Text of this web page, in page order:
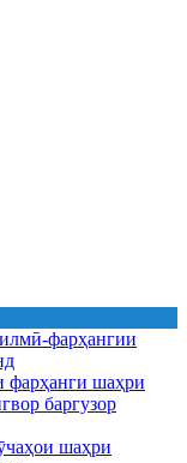
фарҳангии
фарҳанги шаҳри
баргузор
шаҳри